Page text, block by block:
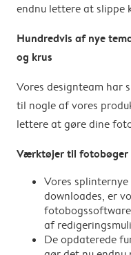
endnu lettere at slippe
Hundredvis af nye
og krus
Vores designteam har
til nogle af vores
lettere at gøre dine
Værktøjer til fotobøger
Vores
downloades, er
af
De opdaterede